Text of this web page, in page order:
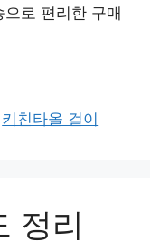
로 편리한 구매
키친타올 걸이
정리